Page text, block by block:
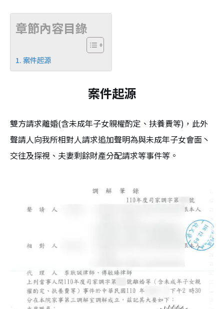
章節內容目錄
案件起源
案件起源
雙方請求離婚(含未成年子女親權酌定、扶養費等)，此外
聲請人向我所相對人請求追加聲明為與未成年子女會面丶
交往及探視、夫妻剩餘財產分配請求等事件等。